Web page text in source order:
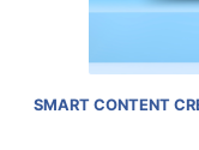
SMART CONTENT